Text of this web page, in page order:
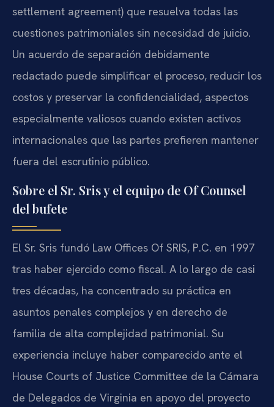
settlement agreement) que resuelva todas las
cuestiones patrimoniales sin necesidad de juicio.
Un acuerdo de separación debidamente
redactado puede simplificar el proceso, reducir los
costos y preservar la confidencialidad, aspectos
especialmente valiosos cuando existen activos
internacionales que las partes prefieren mantener
fuera del escrutinio público.
Sobre el Sr. Sris y el equipo de Of Counsel
del bufete
El Sr. Sris fundó Law Offices Of SRIS, P.C. en 1997
tras haber ejercido como fiscal. A lo largo de casi
tres décadas, ha concentrado su práctica en
asuntos penales complejos y en derecho de
familia de alta complejidad patrimonial. Su
experiencia incluye haber comparecido ante el
House Courts of Justice Committee de la Cámara
de Delegados de Virginia en apoyo del proyecto